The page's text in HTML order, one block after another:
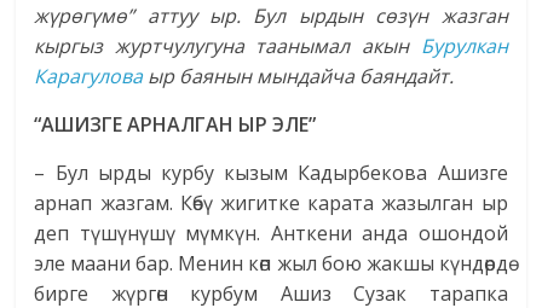
жүрөгүмө” аттуу ыр. Бул ырдын сөзүн жазган
кыргыз журтчулугуна таанымал акын Бурулкан
Карагуловаыр баянын мындайча баяндайт.
“АШИЗГЕ АРНАЛГАН ЫР ЭЛЕ”
– Бул ырды курбу кызым Кадырбекова Ашизге
арнап жазгам. Көбү жигитке карата жазылган ыр
деп түшүнүшү мүмкүн. Анткени анда ошондой
эле маани бар. Менин көп жыл бою жакшы күндөрдө
бирге жүргөн курбум Ашиз Сузак тарапка